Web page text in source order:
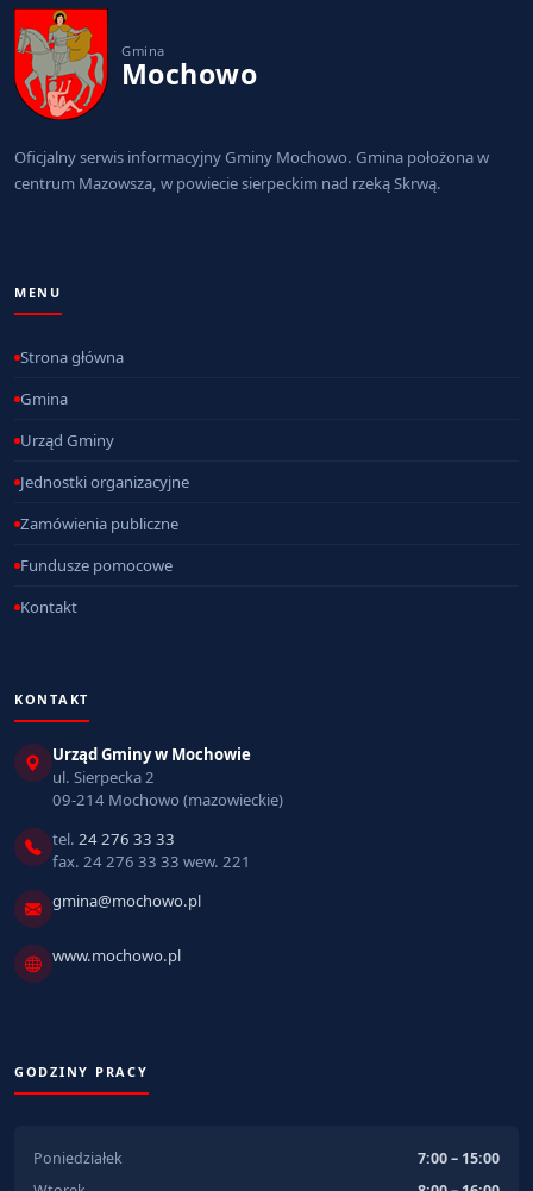
Gmina
Mochowo
Oficjalny serwis informacyjny Gminy Mochowo. Gmina położona w
centrum Mazowsza, w powiecie sierpeckim nad rzeką Skrwą.
MENU
Strona główna
Gmina
Urząd Gminy
Jednostki organizacyjne
Zamówienia publiczne
Fundusze pomocowe
Kontakt
KONTAKT
Urząd Gminy w Mochowie
ul. Sierpecka 2
09-214 Mochowo (mazowieckie)
tel. 24 276 33 33
fax. 24 276 33 33 wew. 221
gmina@mochowo.pl
www.mochowo.pl
GODZINY PRACY
Poniedziałek
7:00 – 15:00